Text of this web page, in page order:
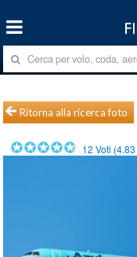
Ritorna alla ricerca foto
12 Voti (4.83